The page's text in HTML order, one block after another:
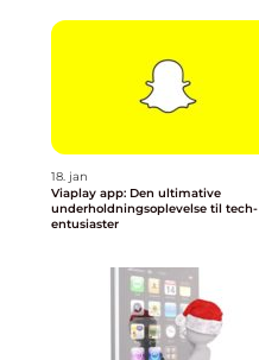
18. jan
Viaplay app: Den ultimative
underholdningsoplevelse til tech-
entusiaster